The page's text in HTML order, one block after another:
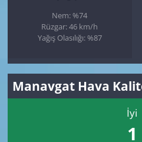
Nem: %74
Rüzgar: 46 km/h
Yağış Olasılığı: %87
Manavgat Hava
İyi
1